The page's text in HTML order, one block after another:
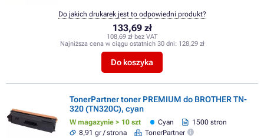
133,69 zł
108,69 zł bez VAT
Najniższa cena w ciągu ostatnich 30 dni: 128,29 zł
Do koszyka
Do jakich drukarek jest to odpowiedni produkt?
TonerPartner toner PREMIUM do BROTHER TN-
320 (TN320C), cyan
W magazynie > 10 szt Cyan
1500 stron
8,91 gr / strona
TonerPartner